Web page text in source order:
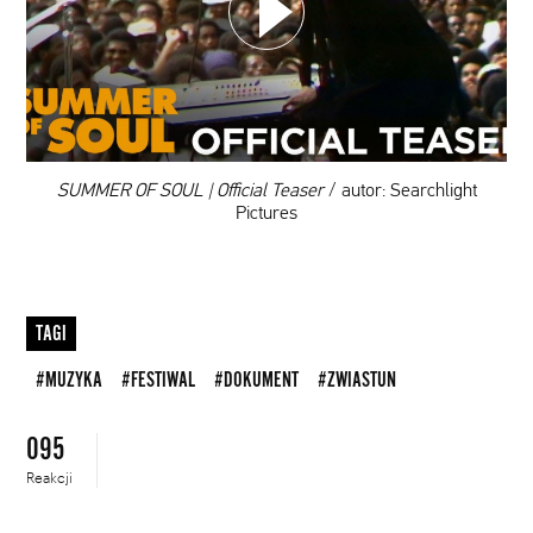
00:00
SUMMER OF SOUL | Official Teaser/ autor: Searchlight
Pictures
DODAJ TEN FILM DO PLAYLISTY
TAGI
#MUZYKA #FESTIWAL #DOKUMENT #ZWIASTUN
095
Reakcji